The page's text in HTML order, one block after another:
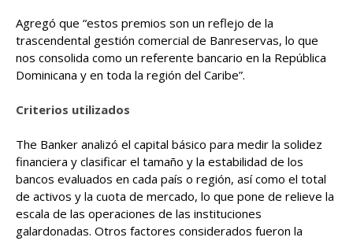
Agregó que “estos premios son un reflejo de la
trascendental gestión comercial de Banreservas, lo que
nos consolida como un referente bancario en la República
Dominicana y en toda la región del Caribe”.
Criterios utilizados
The Banker analizó el capital básico para medir la solidez
financiera y clasificar el tamaño y la estabilidad de los
bancos evaluados en cada país o región, así como el total
de activos y la cuota de mercado, lo que pone de relieve la
escala de las operaciones de las instituciones
galardonadas. Otros factores considerados fueron la